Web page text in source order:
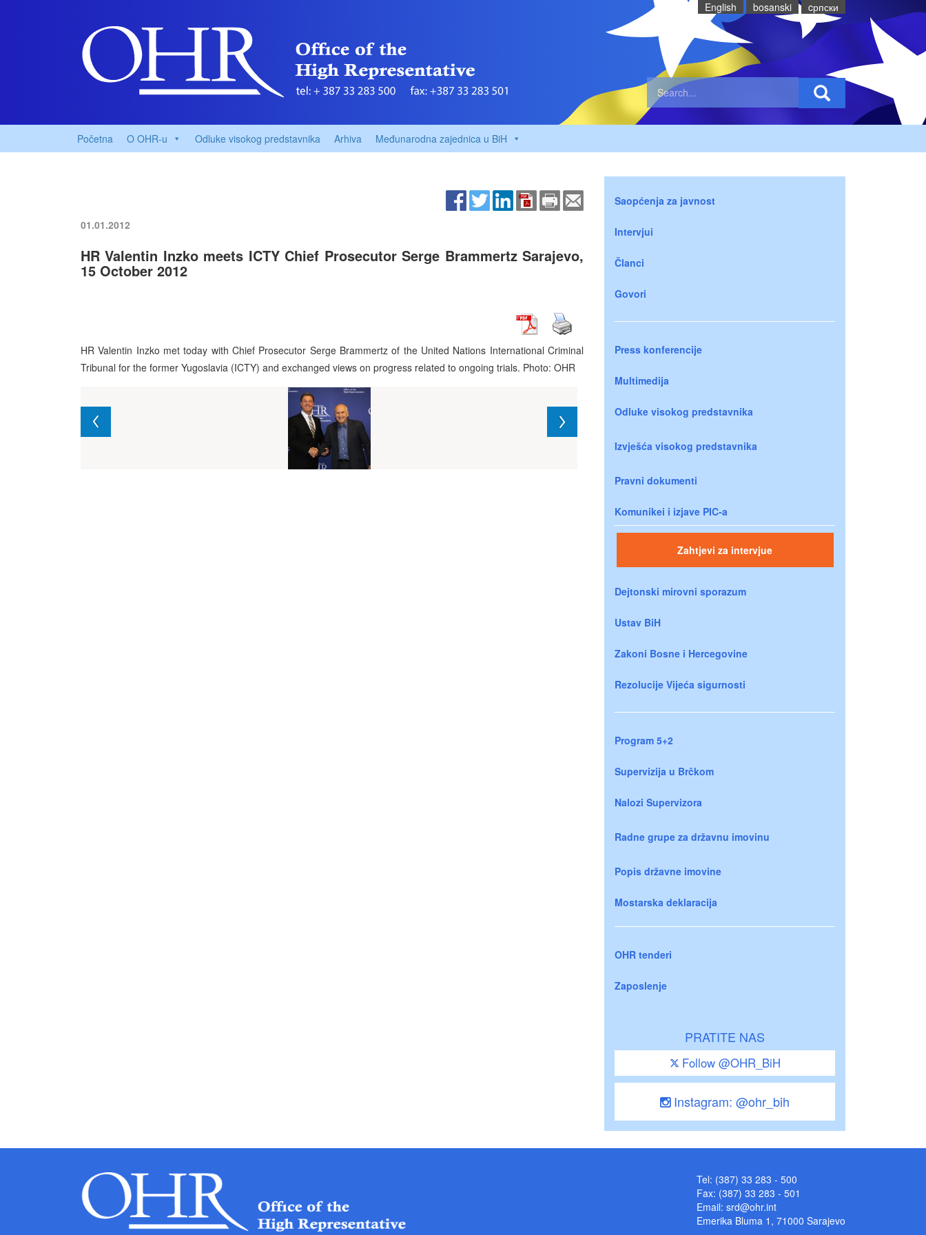
English bosanski cрпски
Početna O OHR-u Odluke visokog predstavnika Arhiva Međunarodna zajednica u BiH
01.01.2012
HR Valentin Inzko meets ICTY Chief Prosecutor Serge Brammertz Sarajevo,
15 October 2012
HR Valentin Inzko met today with Chief Prosecutor Serge Brammertz of the United Nations International Criminal
Tribunal for the former Yugoslavia (ICTY) and exchanged views on progress related to ongoing trials. Photo: OHR
Saopćenja za javnost
Intervjui
Članci
Govori
Press konferencije
Multimedija
Odluke visokog predstavnika
Izvješća visokog predstavnika
Pravni dokumenti
Komunikei i izjave PIC-a
Zahtjevi za intervjue
Dejtonski mirovni sporazum
Ustav BiH
Zakoni Bosne i Hercegovine
Rezolucije Vijeća sigurnosti
Program 5+2
Supervizija u Brčkom
Nalozi Supervizora
Radne grupe za državnu imovinu
Popis državne imovine
Mostarska deklaracija
OHR tenderi
Zaposlenje
PRATITE NAS
Follow @OHR_BiH
Instagram: @ohr_bih
Tel: (387) 33 283 - 500
Fax: (387) 33 283 - 501
Email: srd@ohr.int
Emerika Bluma 1, 71000 Sarajevo